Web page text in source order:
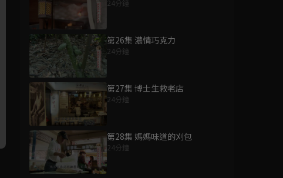
24分鐘
第26集 濃情巧克力
24分鐘
第27集 博士生救老店
24分鐘
第28集 媽媽味道的刈包
24分鐘